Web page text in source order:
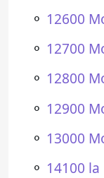
⚬ 12600
⚬ 12700
⚬ 12800
⚬ 12900
⚬ 13000
⚬ 14100 la